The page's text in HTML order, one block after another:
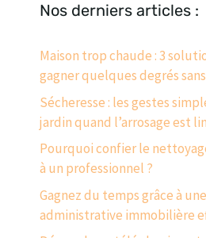
Nos derniers articles :
Maison trop chaude : 3
gagner quelques degrés
Sécheresse : les gestes
jardin quand l’arrosage est
Pourquoi confier le
à un professionnel ?
Gagnez du temps grâce à
administrative immobilière